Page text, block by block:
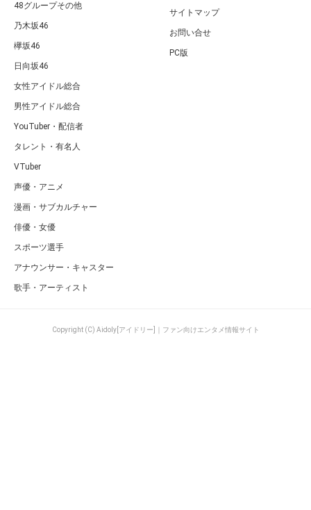
48グループその他
乃木坂46
欅坂46
日向坂46
女性アイドル総合
男性アイドル総合
YouTuber・配信者
タレント・有名人
VTuber
声優・アニメ
漫画・サブカルチャー
俳優・女優
スポーツ選手
アナウンサー・キャスター
歌手・アーティスト
サイトマップ
お問い合せ
PC版
Copyright (C) Aidoly[アイドリー]｜ファン向けエンタメ情報サイト